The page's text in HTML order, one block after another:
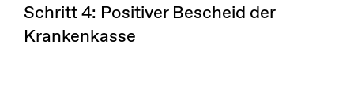
Schritt 4: Positiver Bescheid der
Krankenkasse